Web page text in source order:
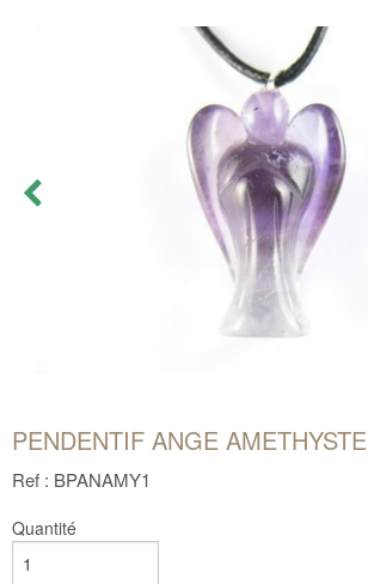
PENDENTIF ANGE AMETHYSTE
Ref : BPANAMY1
Quantité